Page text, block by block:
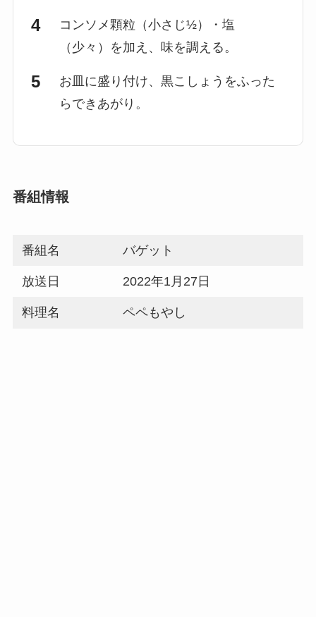
コンソメ顆粒（小さじ½）・塩
（少々）を加え、味を調える。
お皿に盛り付け、黒こしょうをふった
らできあがり。
番組情報
番組名 バゲット
放送日 2022年1月27日
料理名 ペペもやし